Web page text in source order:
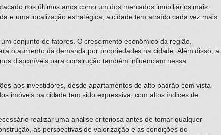
nos últimos anos como um dos mercados imobiliários mais
e uma localização estratégica, a cidade tem atraído cada vez mais
conjunto de fatores. O crescimento econômico da região,
o aumento da demanda por propriedades na cidade. Além disso, a
disponíveis para construção também influenciam nessa
aos investidores, desde apartamentos de alto padrão com vista
imóveis na cidade tem sido expressiva, com altos índices de
realizar uma análise criteriosa antes de tomar qualquer
as perspectivas de valorização e as condições do